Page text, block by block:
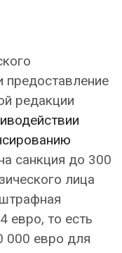
предоставление
редакции
санкция до 300
лица
евро, то есть
000 евро для